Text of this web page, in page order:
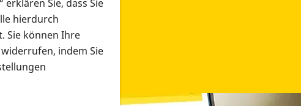
Sie, dass Sie
hierdurch
Sie können Ihre
indem Sie